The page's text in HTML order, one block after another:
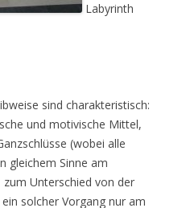
Labyrinth
sind charakteristisch:
und motivische Mittel,
(wobei alle
gleichem Sinne am
Unterschied von der
solcher Vorgang nur am